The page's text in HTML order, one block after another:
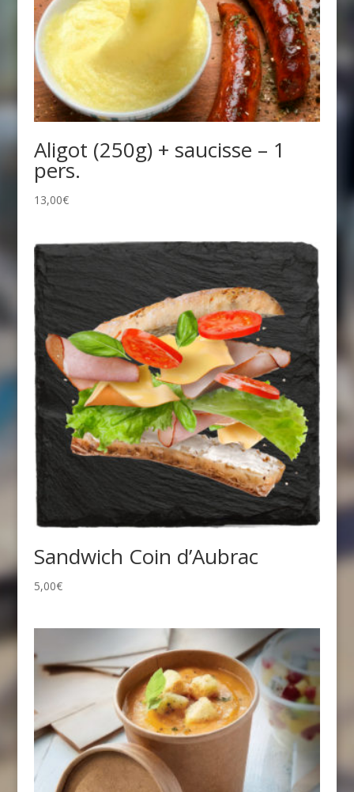
Aligot (250g) + saucisse – 1
pers.
13,00€
Sandwich Coin d’Aubrac
5,00€